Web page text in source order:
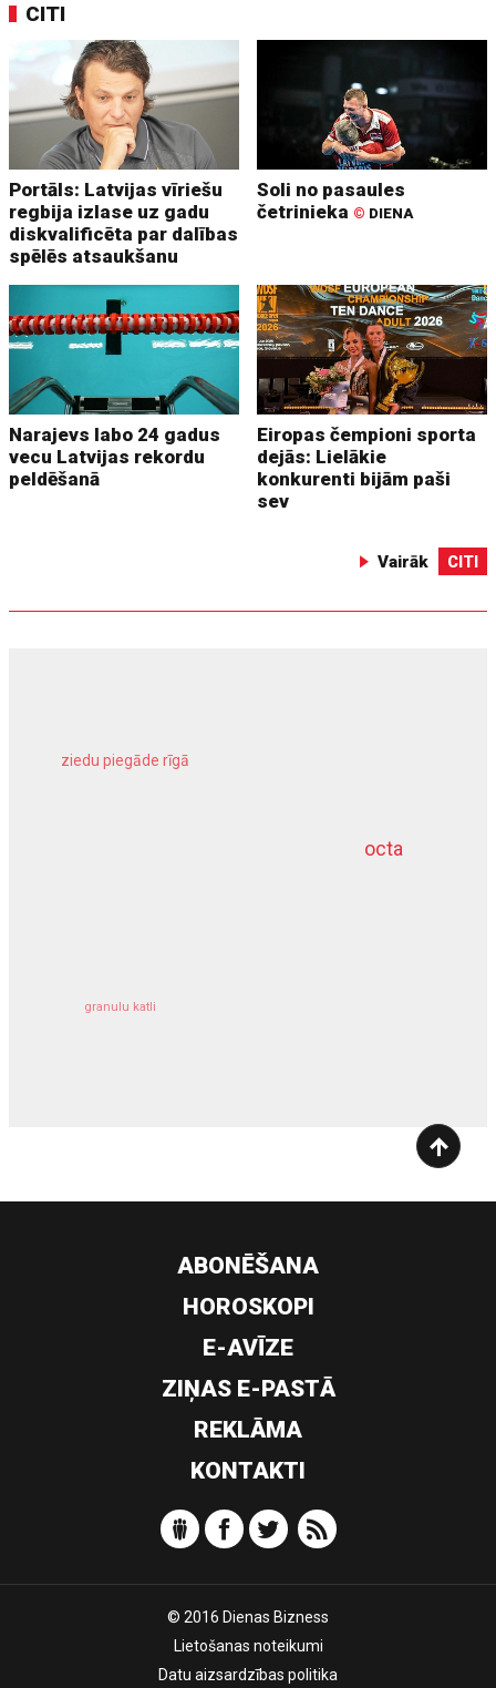
CITI
Portāls: Latvijas vīriešu
regbija izlase uz gadu
diskvalificēta par dalības
spēlēs atsaukšanu
Soli no pasaules
četrinieka © DIENA
Narajevs labo 24 gadus
vecu Latvijas rekordu
peldēšanā
Eiropas čempioni sporta
dejās: Lielākie
konkurenti bijām paši
sev
Vairāk CITI
octa
ziedu piegāde rīgā
granulu katli
dziļurbums
ABONĒŠANA
HOROSKOPI
E-AVĪZE
ZIŅAS E-PASTĀ
REKLĀMA
KONTAKTI
© 2016 Dienas Bizness
Lietošanas noteikumi
Datu aizsardzības politika